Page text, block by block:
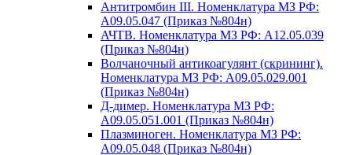
Антитромбин III. Номенклатура МЗ РФ:
A09.05.047 (Приказ №804н)
АЧТВ. Номенклатура МЗ РФ: A12.05.039
(Приказ №804н)
Волчаночный антикоагулянт (скрининг).
Номенклатура МЗ РФ: A09.05.029.001
(Приказ №804н)
Д-димер. Номенклатура МЗ РФ:
A09.05.051.001 (Приказ №804н)
Плазминоген. Номенклатура МЗ РФ:
A09.05.048 (Приказ №804н)